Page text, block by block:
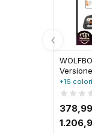
‹
IMX678,
vocale,
+16
378,99